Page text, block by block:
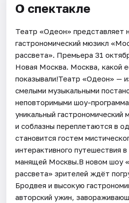
О спектакле
Театр «Одеон» представляет
гастрономический мюзикл
рассвета». Премьера 31
Новая Москва. Москва, какой
показывали!Театр «Одеон» —
смелыми музыкальными
неповторимыми шоу-
уникальный гастрономический
и соблазны переплетаются в
становится гостем
интерактивного путешествия
манящей Москвы.В новом шоу
рассвета» зрителей ждёт
Бродвея и высокую
авторский ужин,